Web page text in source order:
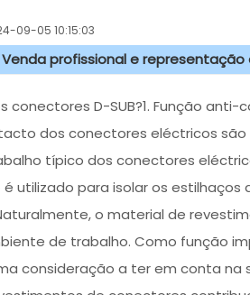
09-05 10:15:03
Venda profissional e
conectores D-SUB?1. Função
dos conectores eléctricos
típico dos conectores
utilizado para isolar os
o material de
de trabalho. Como função
consideração a ter em conta